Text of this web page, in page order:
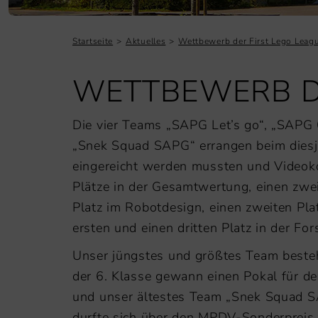
Startseite Aktuelles Wettbewerb der First Lego
WETTBEWERB
Die vier Teams „SAPG Let’s go“,
„Snek Squad SAPG“ errangen beim
eingereicht werden mussten und
Plätze in der Gesamtwertung, einen
Platz im Robotdesign, einen zweiten
ersten und einen dritten Platz in der
Unser jüngstes und größtes Team
der 6. Klasse gewann einen Pokal für
und unser ältestes Team „Snek Squad